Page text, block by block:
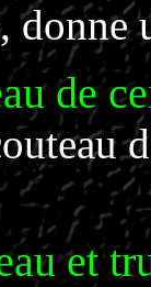
donne
de
et